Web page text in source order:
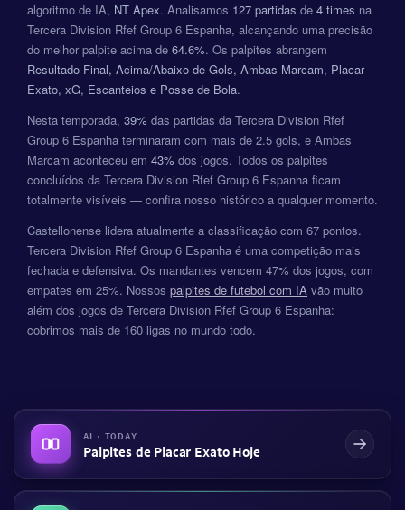
algoritmo de IA, NT Apex. Analisamos 127 partidas de 4 times na
Tercera Division Rfef Group 6 Espanha, alcançando uma precisão
do melhor palpite acima de 64.6%. Os palpites abrangem
Resultado Final, Acima/Abaixo de Gols, Ambas Marcam, Placar
Exato, xG, Escanteios e Posse de Bola.
Nesta temporada, 39% das partidas da Tercera Division Rfef
Group 6 Espanha terminaram com mais de 2.5 gols, e Ambas
Marcam aconteceu em 43% dos jogos. Todos os palpites
concluídos da Tercera Division Rfef Group 6 Espanha ficam
totalmente visíveis — confira nosso histórico a qualquer momento.
Castellonense lidera atualmente a classificação com 67 pontos.
Tercera Division Rfef Group 6 Espanha é uma competição mais
fechada e defensiva. Os mandantes vencem 47% dos jogos, com
empates em 25%. Nossos palpites de futebol com IA vão muito
além dos jogos de Tercera Division Rfef Group 6 Espanha:
cobrimos mais de 160 ligas no mundo todo.
AI · TODAY
Palpites de Placar Exato Hoje